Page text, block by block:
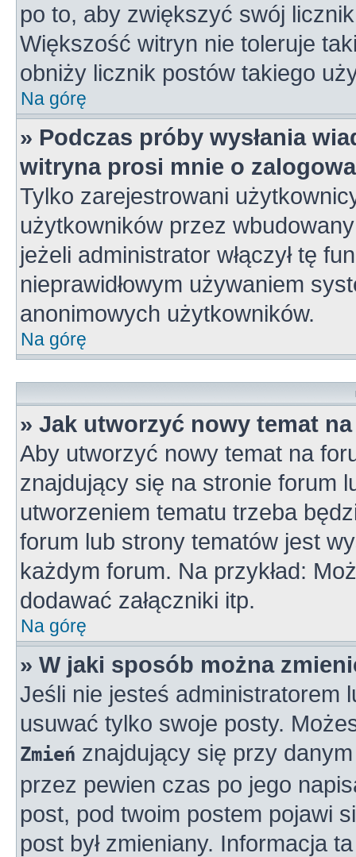
po to, aby zwiększyć swój
Większość witryn nie toleruje
obniży licznik postów takiego
Na górę
» Podczas próby wysłania
witryna prosi mnie o
Tylko zarejestrowani
użytkowników przez
jeżeli administrator włączył tę
nieprawidłowym używaniem
anonimowych użytkowników.
Na górę
» Jak utworzyć nowy temat
Aby utworzyć nowy temat na
znajdujący się na stronie forum
utworzeniem tematu trzeba
forum lub strony tematów jest
każdym forum. Na przykład:
dodawać załączniki itp.
Na górę
» W jaki sposób można
Jeśli nie jesteś administratorem
usuwać tylko swoje posty.
Zmień znajdujący się przy
przez pewien czas po jego
post, pod twoim postem pojawi
post był zmieniany. Informacja